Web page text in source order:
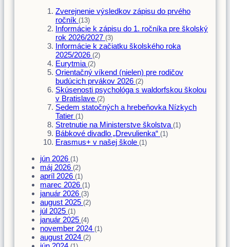
Zverejnenie výsledkov zápisu do prvého
ročník (13)
Informácie k zápisu do 1. ročníka pre školský
rok 2026/2027 (3)
Informácie k začiatku školského roka
2025/2026 (2)
Eurytmia (2)
Orientačný víkend (nielen) pre rodičov
budúcich prvákov 2026 (2)
Skúsenosti psychológa s waldorfskou školou
v Bratislave (2)
Sedem statočných a hrebeňovka Nízkych
Tatier (1)
Stretnutie na Ministerstve školstva (1)
Bábkové divadlo „Drevulienka“ (1)
Erasmus+ v našej škole (1)
jún 2026 (1)
máj 2026 (2)
apríl 2026 (1)
marec 2026 (1)
január 2026 (3)
august 2025 (2)
júl 2025 (1)
január 2025 (4)
november 2024 (1)
august 2024 (2)